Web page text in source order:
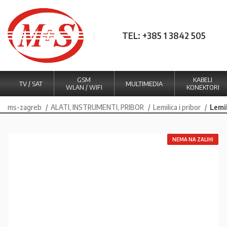
TEL: +385 1 3842 505
TV / SAT
GSM
WLAN / WIFI
MULTIMEDIA
KABELI
KONEKTORI
ms-zagreb ALATI, INSTRUMENTI, PRIBOR Lemilica i pribor
NEMA NA ZALIHI